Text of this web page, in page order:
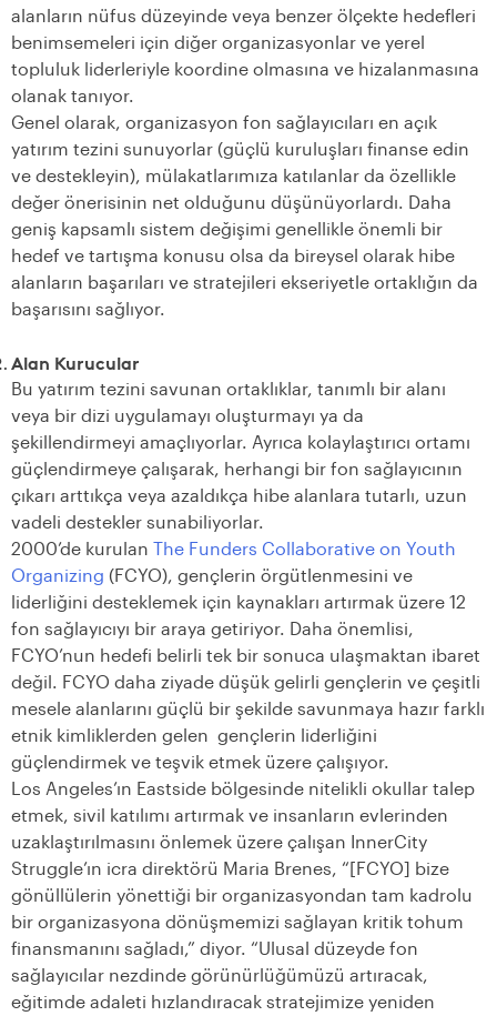
alanların nüfus düzeyinde veya benzer ölçekte hedefleri
benimsemeleri için diğer organizasyonlar ve yerel
topluluk liderleriyle koordine olmasına ve hizalanmasına
olanak tanıyor.
Genel olarak, organizasyon fon sağlayıcıları en açık
yatırım tezini sunuyorlar (güçlü kuruluşları finanse edin
ve destekleyin), mülakatlarımıza katılanlar da özellikle
değer önerisinin net olduğunu düşünüyorlardı. Daha
geniş kapsamlı sistem değişimi genellikle önemli bir
hedef ve tartışma konusu olsa da bireysel olarak hibe
alanların başarıları ve stratejileri ekseriyetle ortaklığın da
başarısını sağlıyor.
Alan Kurucular
Bu yatırım tezini savunan ortaklıklar, tanımlı bir alanı
veya bir dizi uygulamayı oluşturmayı ya da
şekillendirmeyi amaçlıyorlar. Ayrıca kolaylaştırıcı ortamı
güçlendirmeye çalışarak, herhangi bir fon sağlayıcının
çıkarı arttıkça veya azaldıkça hibe alanlara tutarlı, uzun
vadeli destekler sunabiliyorlar.
2000’de kurulan The Funders Collaborative on Youth
Organizing (FCYO), gençlerin örgütlenmesini ve
liderliğini desteklemek için kaynakları artırmak üzere 12
fon sağlayıcıyı bir araya getiriyor. Daha önemlisi,
FCYO’nun hedefi belirli tek bir sonuca ulaşmaktan ibaret
değil. FCYO daha ziyade düşük gelirli gençlerin ve çeşitli
mesele alanlarını güçlü bir şekilde savunmaya hazır farklı
etnik kimliklerden gelen gençlerin liderliğini
güçlendirmek ve teşvik etmek üzere çalışıyor.
Los Angeles’ın Eastside bölgesinde nitelikli okullar talep
etmek, sivil katılımı artırmak ve insanların evlerinden
uzaklaştırılmasını önlemek üzere çalışan InnerCity
Struggle’ın icra direktörü Maria Brenes, “[FCYO] bize
gönüllülerin yönettiği bir organizasyondan tam kadrolu
bir organizasyona dönüşmemizi sağlayan kritik tohum
finansmanını sağladı,” diyor. “Ulusal düzeyde fon
sağlayıcılar nezdinde görünürlüğümüzü artıracak,
eğitimde adaleti hızlandıracak stratejimize yeniden